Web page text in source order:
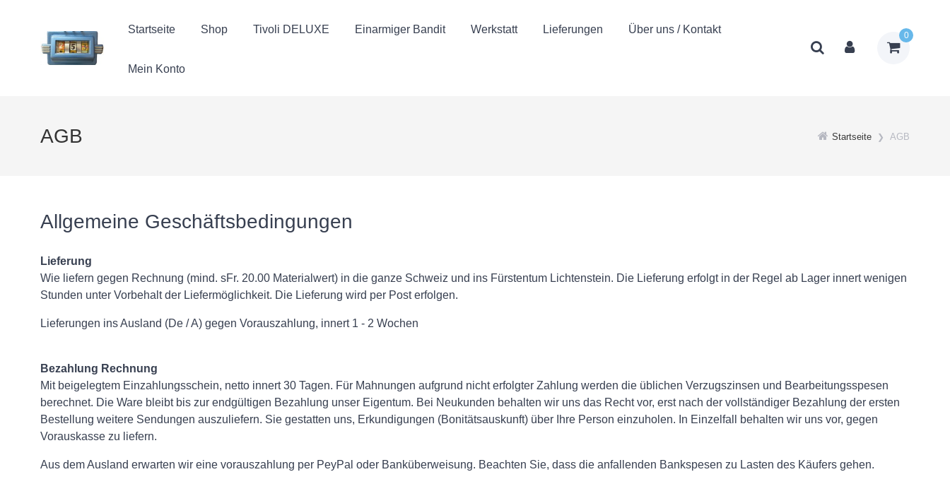
0
Startseite Shop Tivoli DELUXE Einarmiger Bandit Werkstatt Lieferungen Über uns / Kontakt
Mein Konto
Startseite AGB
AGB
Allgemeine Geschäftsbedingungen
Lieferung
Wie liefern gegen Rechnung (mind. sFr. 20.00 Materialwert) in die ganze Schweiz und ins Fürstentum Lichtenstein. Die Lieferung erfolgt in der Regel ab Lager innert wenigen
Stunden unter Vorbehalt der Liefermöglichkeit. Die Lieferung wird per Post erfolgen.
Lieferungen ins Ausland (De / A) gegen Vorauszahlung, innert 1 - 2 Wochen
Bezahlung Rechnung
Mit beigelegtem Einzahlungsschein, netto innert 30 Tagen. Für Mahnungen aufgrund nicht erfolgter Zahlung werden die üblichen Verzugszinsen und Bearbeitungsspesen
berechnet. Die Ware bleibt bis zur endgültigen Bezahlung unser Eigentum. Bei Neukunden behalten wir uns das Recht vor, erst nach der vollständiger Bezahlung der ersten
Bestellung weitere Sendungen auszuliefern. Sie gestatten uns, Erkundigungen (Bonitätsauskunft) über Ihre Person einzuholen. In Einzelfall behalten wir uns vor, gegen
Vorauskasse zu liefern.
Aus dem Ausland erwarten wir eine vorauszahlung per PeyPal oder Banküberweisung. Beachten Sie, dass die anfallenden Bankspesen zu Lasten des Käufers gehen.